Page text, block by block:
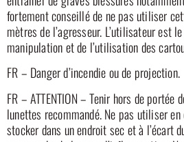
fortement conseillé de ne pas utiliser
mètres de l’agresseur. L’utilisateur est
manipulation et de l’utilisation des
FR – Danger d’incendie ou de projection.
FR – ATTENTION – Tenir hors de portée
lunettes recommandé. Ne pas utiliser en
stocker dans un endroit sec et à l’écart